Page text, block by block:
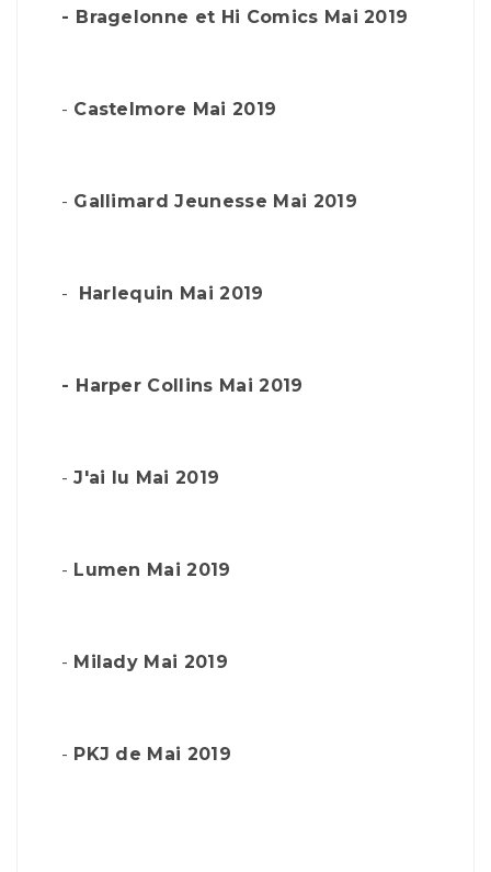
- Bragelonne et Hi Comics Mai 2019
- Castelmore Mai 2019
- Gallimard Jeunesse Mai 2019
- Harlequin Mai 2019
- Harper Collins Mai 2019
-J'ai lu Mai 2019
- Lumen Mai 2019
- Milady Mai 2019
- PKJ de Mai 2019